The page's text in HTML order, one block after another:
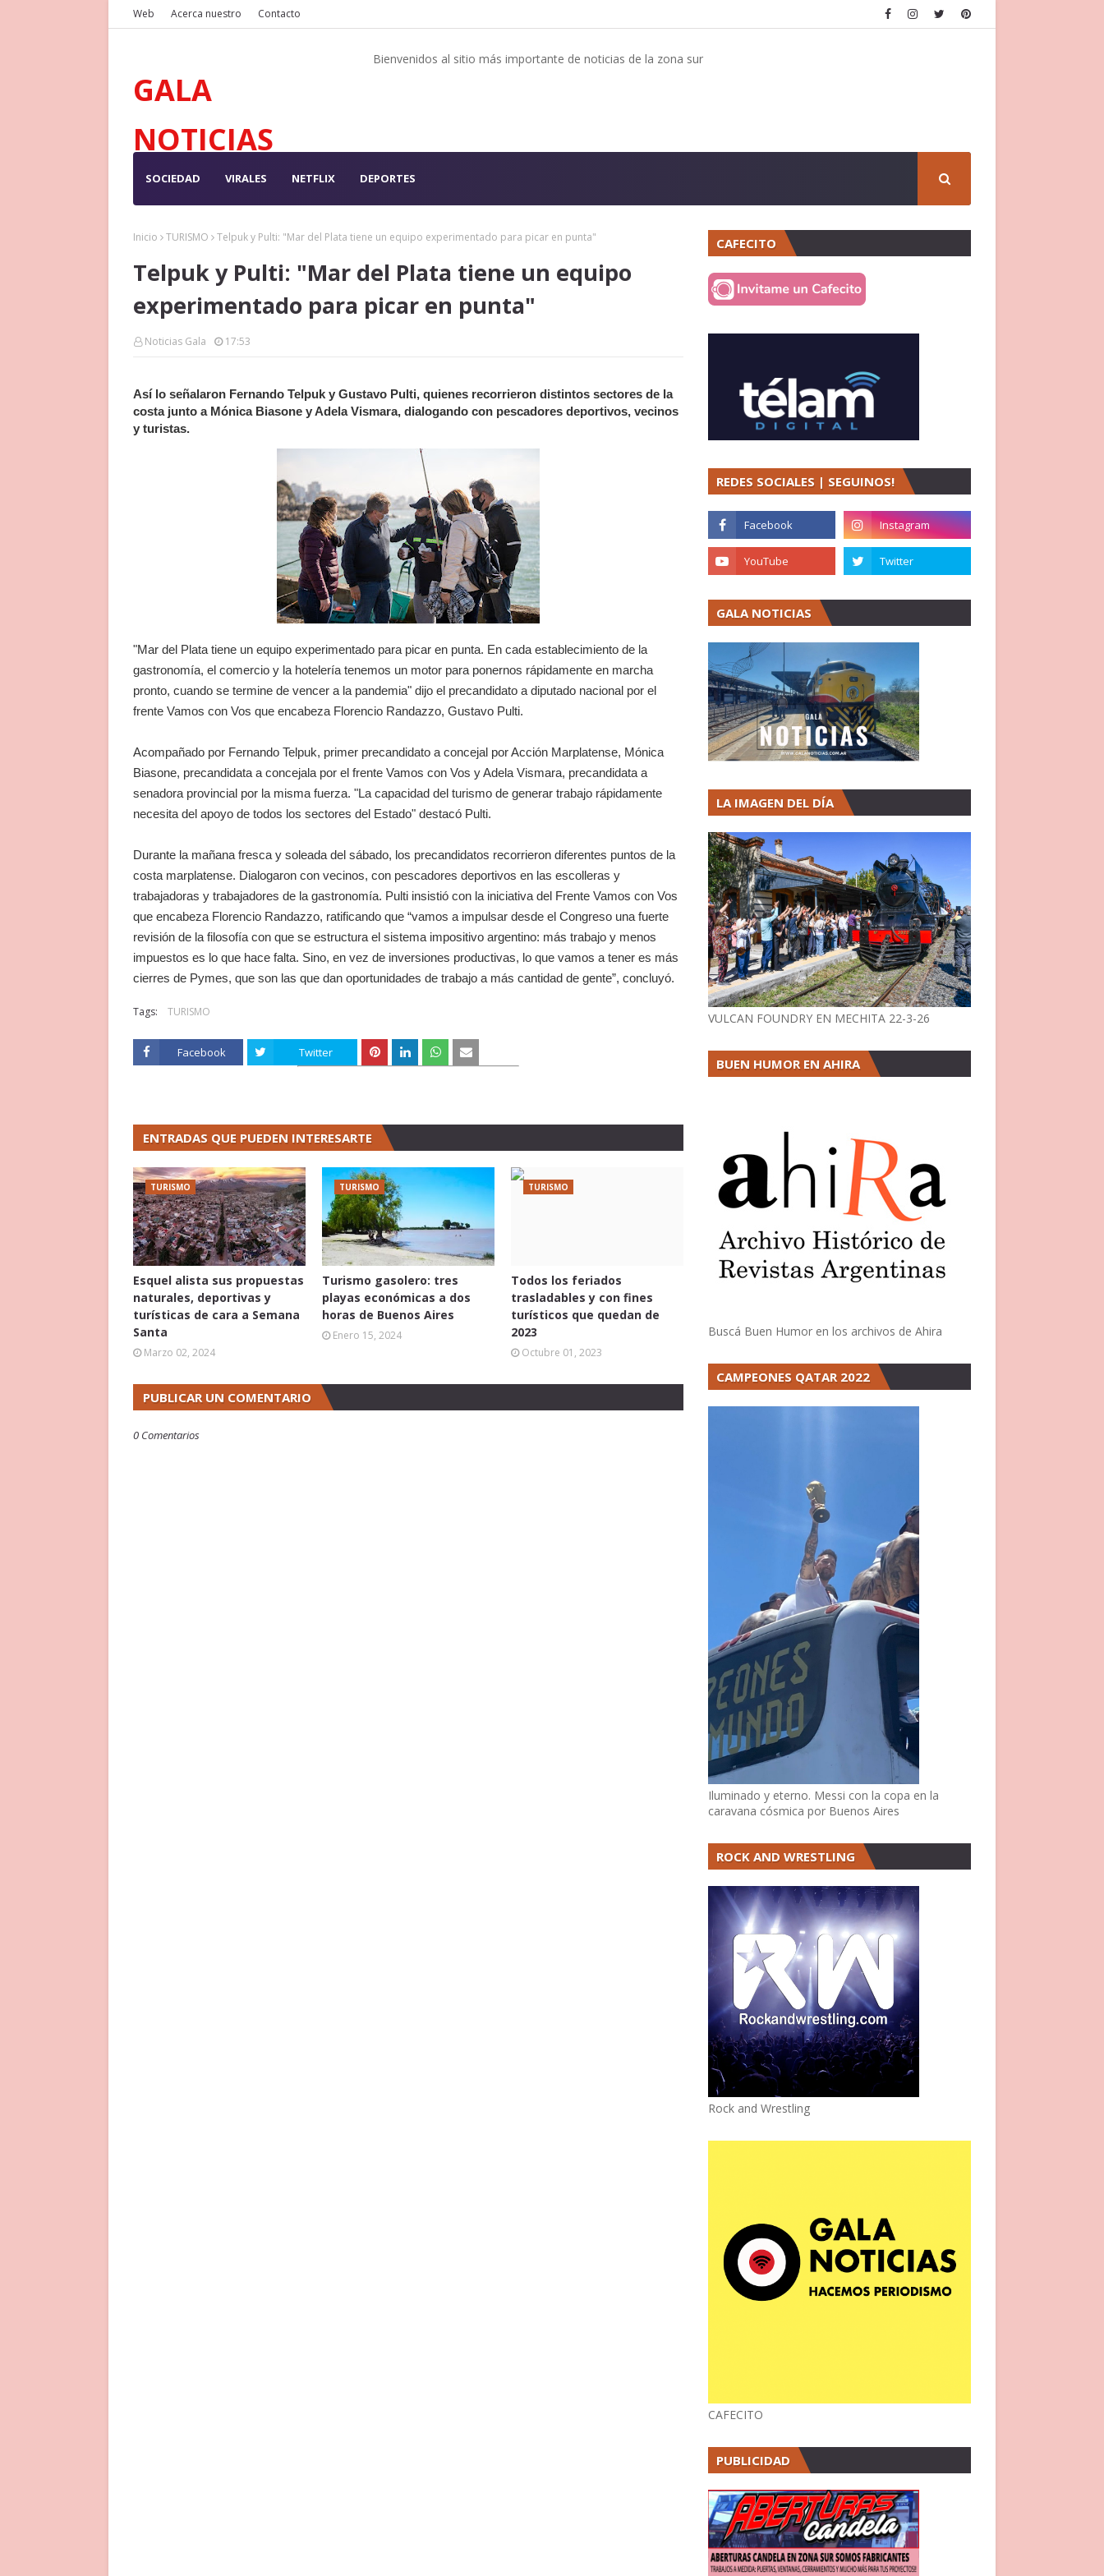
Web Acerca nuestro Contacto
GALA
NOTICIAS
Bienvenidos al sitio más importante de noticias de la zona sur
SOCIEDAD VIRALES NETFLIX DEPORTES
Inicio TURISMO Telpuk y Pulti: "Mar del Plata tiene un equipo experimentado para picar en punta"
Telpuk y Pulti: "Mar del Plata tiene un equipo
experimentado para picar en punta"
Noticias Gala 17:53
Así lo señalaron Fernando Telpuk y Gustavo Pulti, quienes recorrieron distintos sectores de la
costa junto a Mónica Biasone y Adela Vismara, dialogando con pescadores deportivos, vecinos
y turistas.
"Mar del Plata tiene un equipo experimentado para picar en punta. En cada establecimiento de la
gastronomía, el comercio y la hotelería tenemos un motor para ponernos rápidamente en marcha
pronto, cuando se termine de vencer a la pandemia" dijo el precandidato a diputado nacional por el
frente Vamos con Vos que encabeza Florencio Randazzo, Gustavo Pulti.
Acompañado por Fernando Telpuk, primer precandidato a concejal por Acción Marplatense, Mónica
Biasone, precandidata a concejala por el frente Vamos con Vos y Adela Vismara, precandidata a
senadora provincial por la misma fuerza. "La capacidad del turismo de generar trabajo rápidamente
necesita del apoyo de todos los sectores del Estado" destacó Pulti.
Durante la mañana fresca y soleada del sábado, los precandidatos recorrieron diferentes puntos de la
costa marplatense. Dialogaron con vecinos, con pescadores deportivos en las escolleras y
trabajadoras y trabajadores de la gastronomía. Pulti insistió con la iniciativa del Frente Vamos con Vos
que encabeza Florencio Randazzo, ratificando que “vamos a impulsar desde el Congreso una fuerte
revisión de la filosofía con que se estructura el sistema impositivo argentino: más trabajo y menos
impuestos es lo que hace falta. Sino, en vez de inversiones productivas, lo que vamos a tener es más
cierres de Pymes, que son las que dan oportunidades de trabajo a más cantidad de gente”, concluyó.
Tags: TURISMO
Facebook Twitter
ENTRADAS QUE PUEDEN INTERESARTE
TURISMO
Esquel alista sus propuestas
naturales, deportivas y
turísticas de cara a Semana
Santa
Marzo 02, 2024
TURISMO
Turismo gasolero: tres
playas económicas a dos
horas de Buenos Aires
Enero 15, 2024
TURISMO
Todos los feriados
trasladables y con fines
turísticos que quedan de
2023
Octubre 01, 2023
PUBLICAR UN COMENTARIO
0 Comentarios
CAFECITO
REDES SOCIALES | SEGUINOS!
GALA NOTICIAS
LA IMAGEN DEL DÍA
VULCAN FOUNDRY EN MECHITA 22-3-26
BUEN HUMOR EN AHIRA
Buscá Buen Humor en los archivos de Ahira
CAMPEONES QATAR 2022
Iluminado y eterno. Messi con la copa en la
caravana cósmica por Buenos Aires
ROCK AND WRESTLING
Rock and Wrestling
CAFECITO
PUBLICIDAD